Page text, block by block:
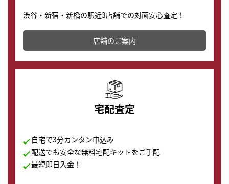
渋谷・新宿・新橋の駅近3店舗での対面安心査定！
その場で現金買取致します。渋谷本店では、時計販売の
店舗を併設しており、下取りに出してお得に新しい時計
の購入もできます♪
店舗のご案内
宅配査定
自宅で3分カンタン申込み
配送でも安全な無料宅配キットをご手配
最短即日入金！